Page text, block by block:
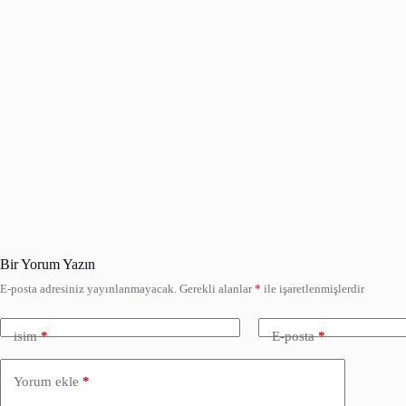
Bir Yorum Yazın
E-posta adresiniz yayınlanmayacak. Gerekli alanlar* ile işaretlenmişlerdir
isim* E-posta*
Yorum ekle *